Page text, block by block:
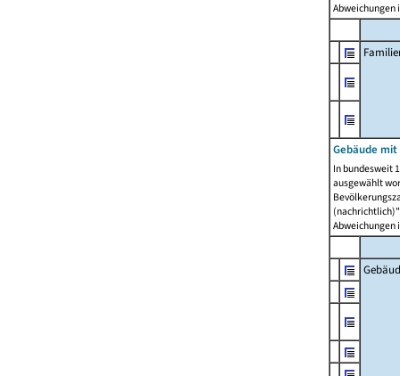
Abweichungen
Gebäude
In bundesweit
ausgewählt
Abweichungen